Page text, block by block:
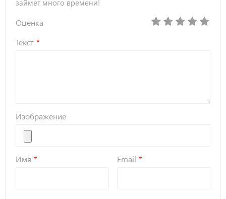
займет много времени!
Оценка
Текст
Изображение
Имя Email